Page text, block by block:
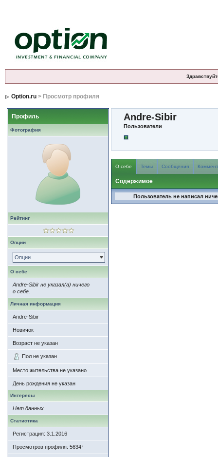
Option.ru> Просмотр профиля
Профиль
Фотография
Рейтинг
Опции
Опции
О себе
Andre-Sibir не указал(а) ничего
о себе.
Личная информация
Andre-Sibir
Новичок
Возраст не указан
Пол не указан
Место жительства не указано
День рождения не указан
Интересы
Нет данных
Статистика
Регистрация: 3.1.2016
Просмотров профиля: 5634*
Andre-Sibir
Пользователи
О себе Темы Сообщения
Содержимое
Пользователь не написал